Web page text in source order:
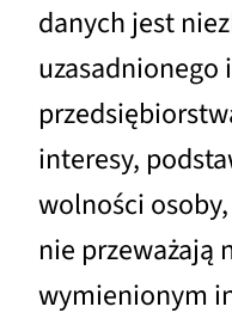
danych jest
uzasadnionego
interesy,
wolności
nie przeważają
wymienionym